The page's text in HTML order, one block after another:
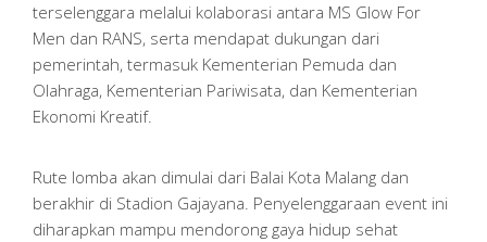
terselenggara melalui kolaborasi antara MS Glow For
Men dan RANS, serta mendapat dukungan dari
pemerintah, termasuk Kementerian Pemuda dan
Olahraga, Kementerian Pariwisata, dan Kementerian
Ekonomi Kreatif.
Rute lomba akan dimulai dari Balai Kota Malang dan
berakhir di Stadion Gajayana. Penyelenggaraan event ini
diharapkan mampu mendorong gaya hidup sehat